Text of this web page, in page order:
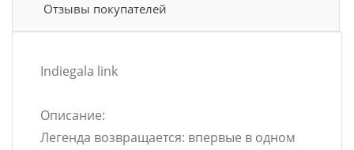
Отзывы покупателей
Indiegala link
Описание:
Легенда возвращается: впервые в одном